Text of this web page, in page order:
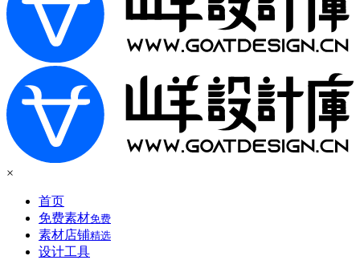
×
首页
免费素材免费
素材店铺精选
设计工具